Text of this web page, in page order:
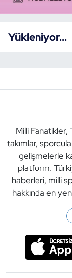
Yükleniyor...
Milli Fanatikler,
takımlar,
gelişmelerle
platform.
haberleri, milli
hakkında en